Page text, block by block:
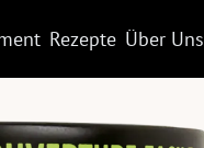
Rezepte Über Uns